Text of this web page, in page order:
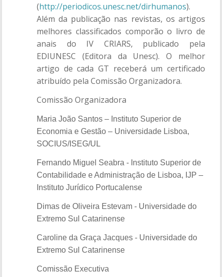
(http://periodicos.unesc.net/dirhumanos).
Além da publicação nas revistas, os artigos
melhores classificados comporão o livro de
anais do IV CRIARS, publicado pela
EDIUNESC (Editora da Unesc). O melhor
artigo de cada GT receberá um certificado
atribuído pela Comissão Organizadora.
Comissão Organizadora
Maria João Santos – Instituto Superior de
Economia e Gestão – Universidade Lisboa,
SOCIUS/ISEG/UL
Fernando Miguel Seabra - Instituto Superior de
Contabilidade e Administração de Lisboa, IJP –
Instituto Jurídico Portucalense
Dimas de Oliveira Estevam - Universidade do
Extremo Sul Catarinense
Caroline da Graça Jacques - Universidade do
Extremo Sul Catarinense
Comissão Executiva